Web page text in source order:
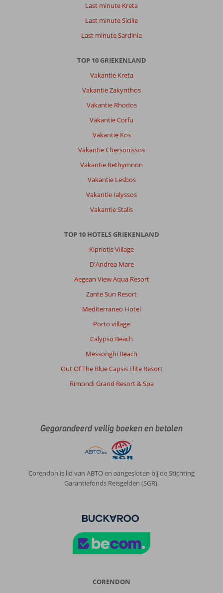
Last minute Kreta
Last minute Sicilie
Last minute Sardinie
TOP 10 GRIEKENLAND
Vakantie Kreta
Vakantie Zakynthos
Vakantie Rhodos
Vakantie Corfu
Vakantie Kos
Vakantie Chersonissos
Vakantie Rethymnon
Vakantie Lesbos
Vakantie Ialyssos
Vakantie Stalis
TOP 10 HOTELS GRIEKENLAND
Kipriotis Village
D'Andrea Mare
Aegean View Aqua Resort
Zante Sun Resort
Mediterraneo Hotel
Porto village
Calypso Beach
Messonghi Beach
Out Of The Blue Capsis Elite Resort
Rimondi Grand Resort & Spa
Gegarandeerd veilig boeken en betalen
Corendon is lid van ABTO en aangesloten bij de Stichting
Garantiefonds Reisgelden (SGR).
CORENDON